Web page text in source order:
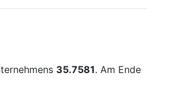
35.7581. Am Ende